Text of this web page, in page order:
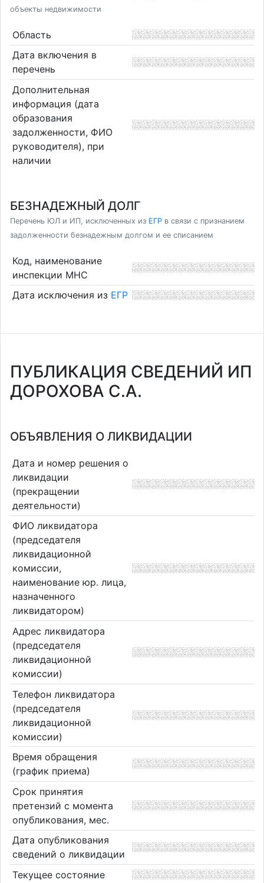
объекты недвижимости
Область
Дата включения в
перечень
Дополнительная
информация (дата
образования
задолженности, ФИО
руководителя), при
наличии
БЕЗНАДЕЖНЫЙ ДОЛГ
Перечень ЮЛ и ИП, исключенных из ЕГР в связи с признанием
задолженности безнадежным долгом и ее списанием
Код, наименование
инспекции МНС
Дата исключения из ЕГР
ПУБЛИКАЦИЯ СВЕДЕНИЙ ИП
ДОРОХОВА С.А.
ОБЪЯВЛЕНИЯ О ЛИКВИДАЦИИ
Дата и номер решения о
ликвидации
(прекращении
деятельности)
ФИО ликвидатора
(председателя
ликвидационной
комиссии,
наименование юр. лица,
назначенного
ликвидатором)
Адрес ликвидатора
(председателя
ликвидационной
комиссии)
Телефон ликвидатора
(председателя
ликвидационной
комиссии)
Время обращения
(график приема)
Срок принятия
претензий с момента
опубликования, мес.
Дата опубликования
сведений о ликвидации
Текущее состояние